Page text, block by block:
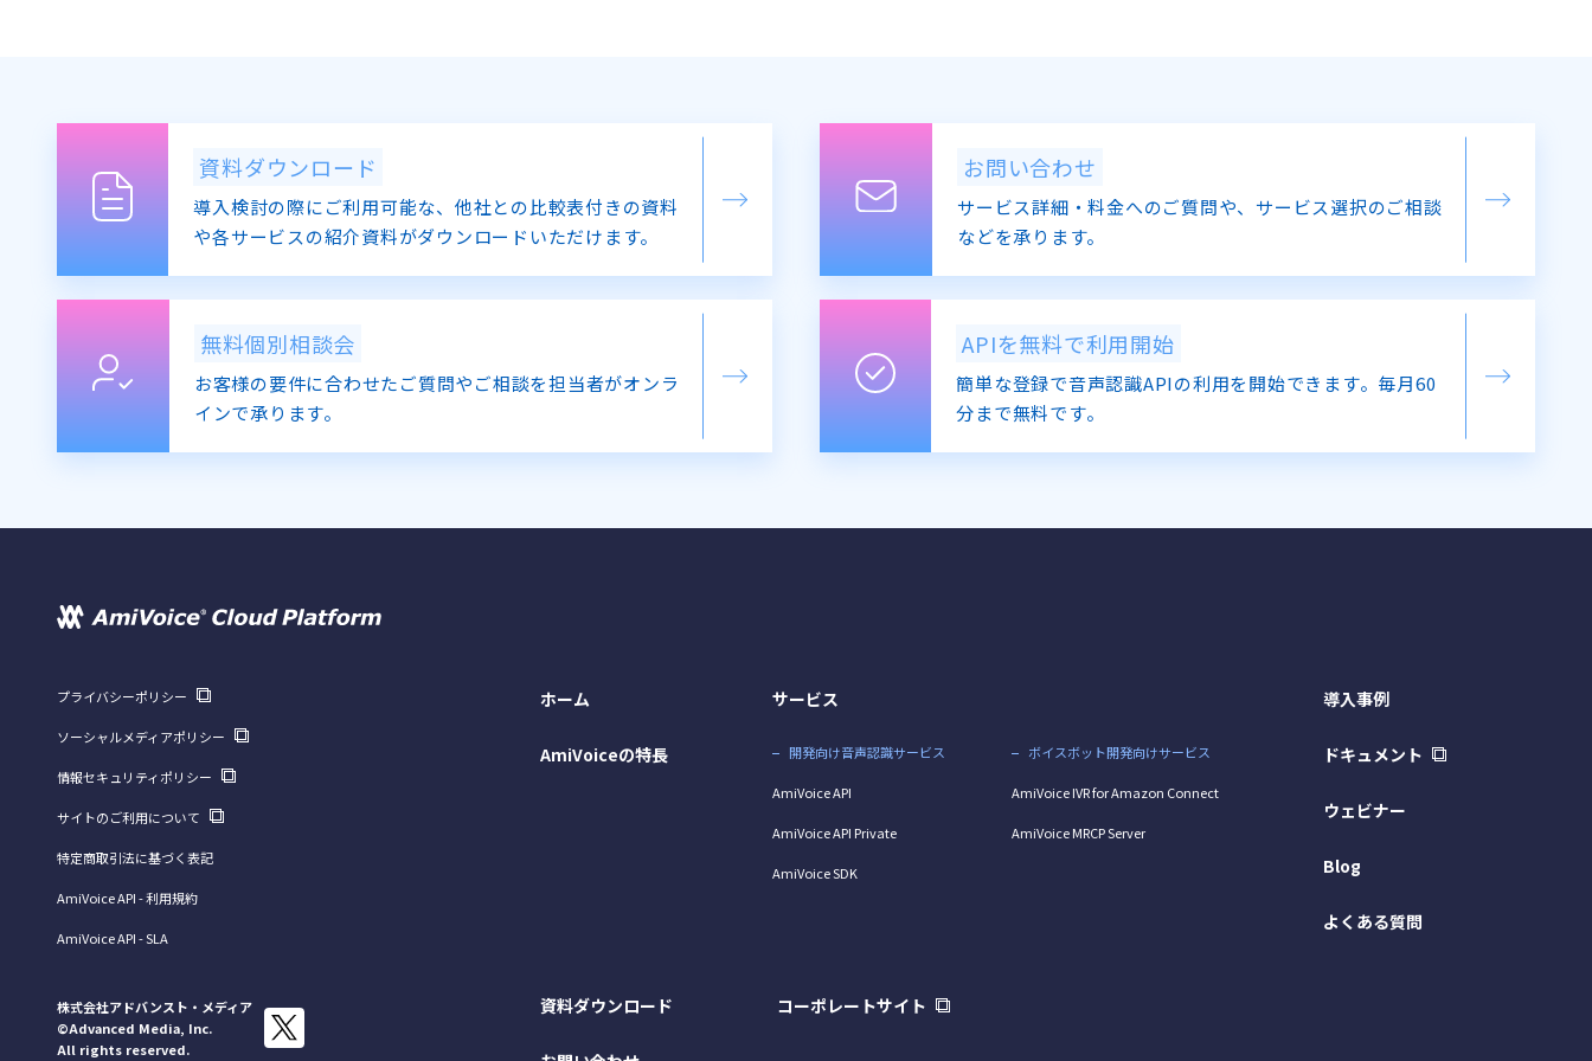
資料ダウンロード
導入検討の際にご利用可能な、他社との比較表付きの資料
や各サービスの紹介資料がダウンロードいただけます。
お問い合わせ
サービス詳細・料金へのご質問や、サービス選択のご相談
などを承ります。
無料個別相談会
お客様の要件に合わせたご質問やご相談を担当者がオンラ
インで承ります。
APIを無料で利用開始
簡単な登録で音声認識APIの利用を開始できます。毎月60
分まで無料です。
ホーム
AmiVoiceの特長
サービス
開発向け音声認識サービス
AmiVoice API
AmiVoice API Private
AmiVoice SDK
ボイスボット開発向けサービス
AmiVoice IVR for Amazon Connect
AmiVoice MRCP Server
導入事例
ドキュメント
ウェビナー
Blog
よくある質問
資料ダウンロード コーポレートサイト
プライバシーポリシー
ソーシャルメディアポリシー
情報セキュリティポリシー
サイトのご利用について
特定商取引法に基づく表記
AmiVoice API - 利用規約
AmiVoice API - SLA
株式会社アドバンスト・メディア
©Advanced Media, Inc.
All rights reserved.